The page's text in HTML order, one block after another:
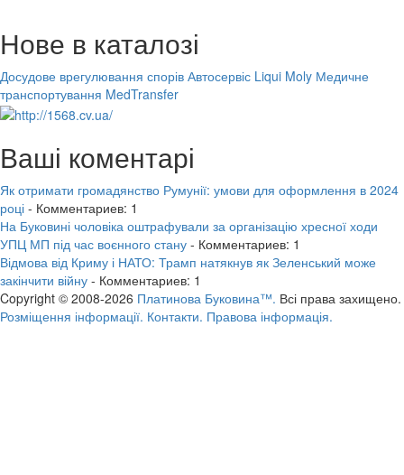
Нове в каталозі
Досудове врегулювання спорів Автосервіс Liqui Moly Медичне
транспортування MedTransfer
Ваші коментарі
Як отримати громадянство Румунії: умови для оформлення в 2024
році - Комментариев: 1
На Буковині чоловіка оштрафували за організацію хресної ходи
УПЦ МП під час воєнного стану - Комментариев: 1
Відмова від Криму і НАТО: Трамп натякнув як Зеленський може
закінчити війну - Комментариев: 1
Copyright © 2008-2026 Платинова Буковина™. Всі права захищено.
Розміщення інформації. Контакти. Правова інформація.